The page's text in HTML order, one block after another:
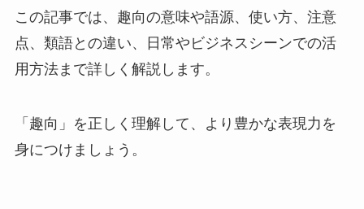
この記事では、趣向の意味や語源、使い方、注意
点、類語との違い、日常やビジネスシーンでの活
用方法まで詳しく解説します。
「趣向」を正しく理解して、より豊かな表現力を
身につけましょう。